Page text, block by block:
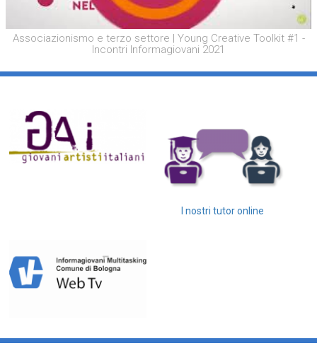
Associazionismo e terzo settore | Young Creative Toolkit #1 -
Incontri Informagiovani 2021
I nostri tutor online